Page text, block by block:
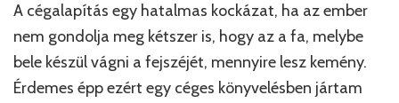
A cégalapítás egy hatalmas kockázat, ha az ember
nem gondolja meg kétszer is, hogy az a fa, melybe
bele készül vágni a fejszéjét, mennyire lesz kemény.
Érdemes épp ezért egy céges könyvelésben jártam